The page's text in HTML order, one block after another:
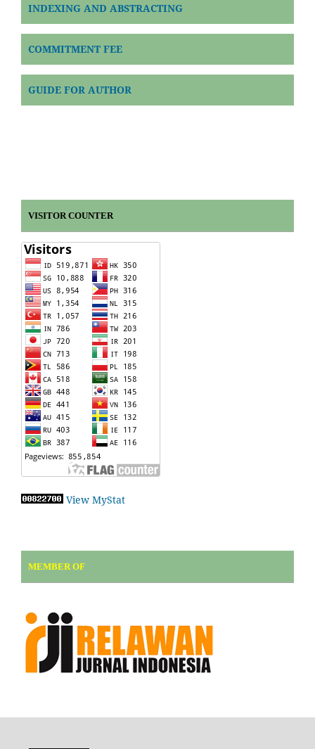
INDEXING AND ABSTRACTING
COMMITMENT FEE
GUIDE FOR AUTHOR
VISITOR COUNTER
View MyStat
MEMBER OF